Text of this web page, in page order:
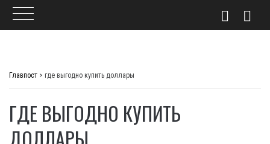
Главпост > где выгодно купить доллары
ГДЕ ВЫГОДНО КУПИТЬ
ДОЛЛАРЫ